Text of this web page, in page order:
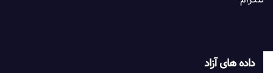
داده های آزاد